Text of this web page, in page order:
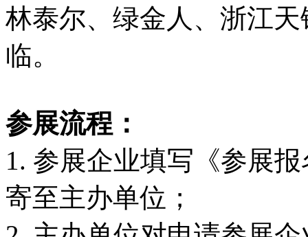
林泰尔、绿金人、浙江
临。
参展流程：
1. 参展企业填写《参展
寄至主办单位；